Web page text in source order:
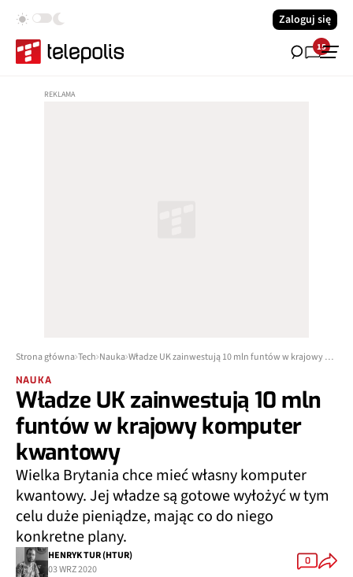
Zaloguj się
15
Strona główna Tech Nauka Władze UK zainwestują 10 mln funtów w krajowy komputer kwantowy
NAUKA
Władze UK zainwestują 10 mln
funtów w krajowy komputer
kwantowy
Wielka Brytania chce mieć własny komputer
kwantowy. Jej władze są gotowe wyłożyć w tym
celu duże pieniądze, mając co do niego
konkretne plany.
HENRYK TUR (HTUR)
03 WRZ 2020
0